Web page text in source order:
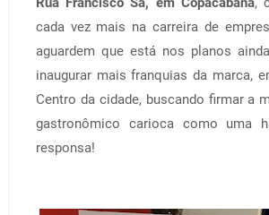
cada vez mais na carreira de
aguardem que está nos planos
inaugurar mais franquias da marca,
Centro da cidade, buscando firmar a
gastronômico carioca como uma
responsa!